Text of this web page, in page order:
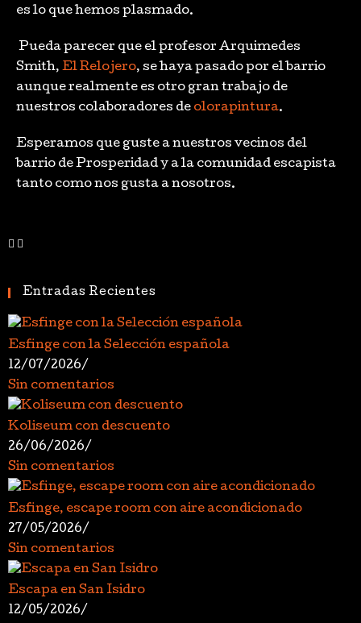
es lo que hemos plasmado.
Pueda parecer que el profesor Arquimedes
Smith, El Relojero, se haya pasado por el barrio
aunque realmente es otro gran trabajo de
nuestros colaboradores de olorapintura.
Esperamos que guste a nuestros vecinos del
barrio de Prosperidad y a la comunidad escapista
tanto como nos gusta a nosotros.
Entradas Recientes
Esfinge con la Selección española
12/07/2026/
Sin comentarios
Koliseum con descuento
26/06/2026/
Sin comentarios
Esfinge, escape room con aire acondicionado
27/05/2026/
Sin comentarios
Escapa en San Isidro
12/05/2026/